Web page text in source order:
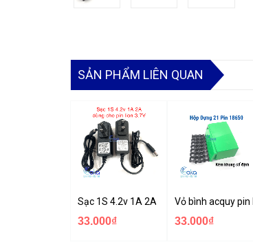
SẢN PHẨM LIÊN QUAN
Sạc 1S 4.2v 1A 2A có đèn báo đầy
33.000₫
Vỏ bình acquy
33.000₫